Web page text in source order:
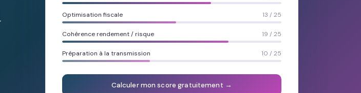
Optimisation fiscale 13 / 25
Cohérence rendement / risque 19 / 25
Préparation à la transmission 10 / 25
Calculer mon score gratuitement →